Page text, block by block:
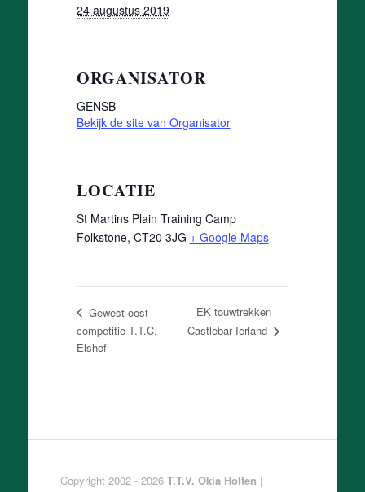
24 augustus 2019
LOCATIE
St Martins Plain Training Camp
Folkstone, CT20 3JG + Google Maps
ORGANISATOR
GENSB
Bekijk de site van Organisator
Gewest oost
competitie T.T.C.
Elshof
EK touwtrekken
Castlebar Ierland
Copyright 2002 - 2026 T.T.V. Okia Holten |